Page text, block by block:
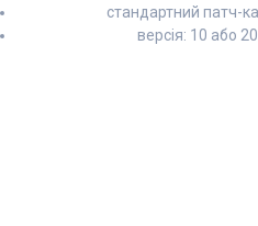
стандартний патч-
версія: 10 або